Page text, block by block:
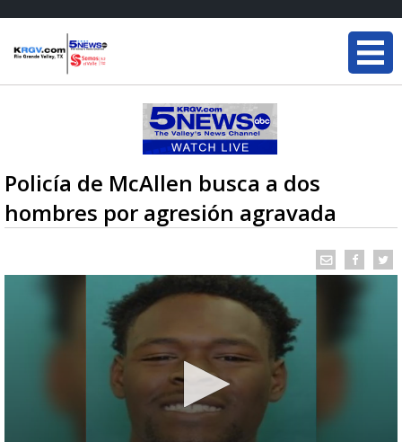
Policía de McAllen busca a dos
hombres por agresión agravada